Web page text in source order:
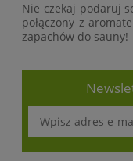
Nie czekaj podaruj
połączony z
zapachów do sauny!